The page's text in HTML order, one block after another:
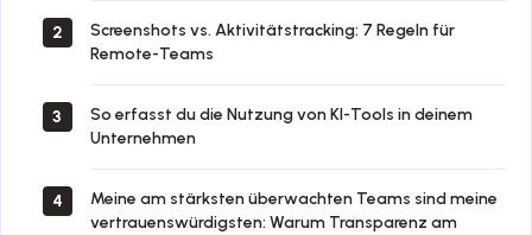
2
Screenshots vs. Aktivitätstracking: 7 Regeln für
Remote-Teams
3
So erfasst du die Nutzung von KI-Tools in deinem
Unternehmen
4
Meine am stärksten überwachten Teams sind meine
vertrauenswürdigsten: Warum Transparenz am